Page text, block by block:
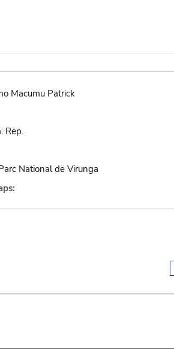
Macumu Patrick
Rep.
National de Virunga